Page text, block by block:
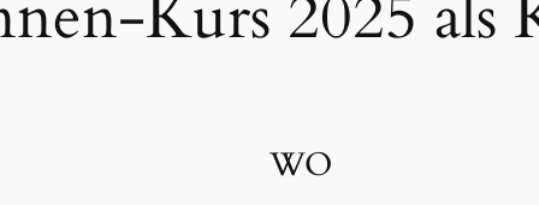
Kurs 2025 als
WO